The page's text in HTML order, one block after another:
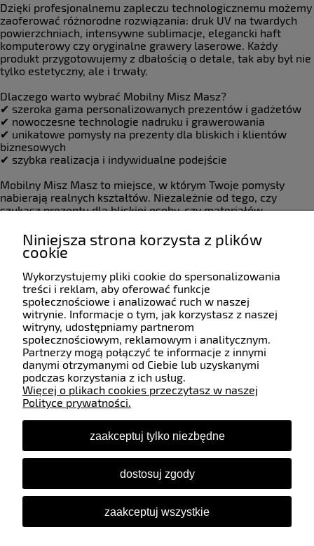
Dzięki profesjonalnemu zapleczu technologicznemu możemy
zaoferować różnorodne rozwiązania: druk UV na twardych
powierzchniach, intensywne sublimacje, elegancki haft
komputerowy czy oryginalne grawery laserowe. Każdy
produkt przygotowujemy z dbałością o detale, tak aby był nie
tylko estetyczny, ale i trwały.
Dlaczego warto wybrać Mobilny Misz Masz?
✔ szeroka gama personalizowanych prezentów i gadżetów
✔ nowoczesne technologie nadruku i grawerowania
✔ unikatowe pomysły na prezenty dla bliskich i klientów
biznesowych
✔ szybka realizacja i indywidualne podejście
Mobilny Misz Masz to miejsce, w którym Twoje pomysły
nabierają realnych kształtów. Niezależnie od tego, czy
szukasz prezentu dla bliskiej osoby, czy materiałów
rozwiązania.
Pomoc
Moje konto
Płatności i dostawa
Informacje
O nas
Śledź nas
Niniejsza strona korzysta z plików
cookie
Wykorzystujemy pliki cookie do spersonalizowania
treści i reklam, aby oferować funkcje
społecznościowe i analizować ruch w naszej
witrynie. Informacje o tym, jak korzystasz z naszej
witryny, udostępniamy partnerom
społecznościowym, reklamowym i analitycznym.
Partnerzy mogą połączyć te informacje z innymi
danymi otrzymanymi od Ciebie lub uzyskanymi
podczas korzystania z ich usług.
Więcej o plikach cookies przeczytasz w naszej
Polityce prywatności.
zaakceptuj tylko niezbędne
dostosuj zgody
zaakceptuj wszystkie